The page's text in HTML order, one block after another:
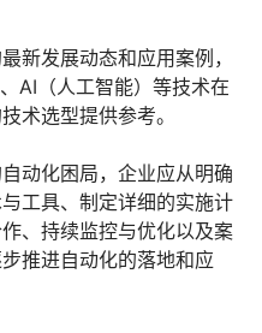
新发展动态和应用案例，
AI（人工智能）等技术在
术选型提供参考。
动化困局，企业应从明确
工具、制定详细的实施计
、持续监控与优化以及案
推进自动化的落地和应